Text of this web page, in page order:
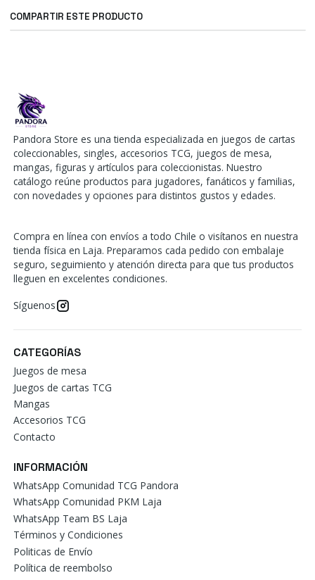
COMPARTIR ESTE PRODUCTO
Pandora Store es una tienda especializada en juegos de cartas
coleccionables, singles, accesorios TCG, juegos de mesa,
mangas, figuras y artículos para coleccionistas. Nuestro
catálogo reúne productos para jugadores, fanáticos y familias,
con novedades y opciones para distintos gustos y edades.
Compra en línea con envíos a todo Chile o visítanos en nuestra
tienda física en Laja. Preparamos cada pedido con embalaje
seguro, seguimiento y atención directa para que tus productos
lleguen en excelentes condiciones.
Síguenos
CATEGORÍAS
Juegos de mesa
Juegos de cartas TCG
Mangas
Accesorios TCG
Contacto
INFORMACIÓN
WhatsApp Comunidad TCG Pandora
WhatsApp Comunidad PKM Laja
WhatsApp Team BS Laja
Términos y Condiciones
Politicas de Envío
Política de reembolso